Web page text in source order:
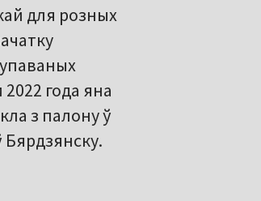
для розных
года яна
з палону ў
Бярдзянску.